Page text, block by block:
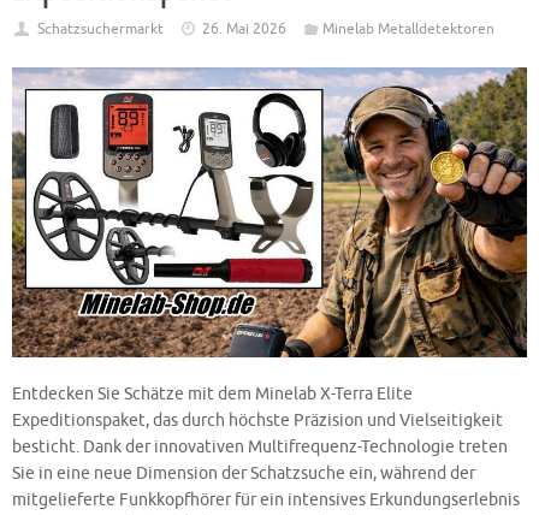
Schatzsuchermarkt 26. Mai 2026 Minelab Metalldetektoren
Entdecken Sie Schätze mit dem Minelab X-Terra Elite
Expeditionspaket, das durch höchste Präzision und Vielseitigkeit
besticht. Dank der innovativen Multifrequenz-Technologie treten
Sie in eine neue Dimension der Schatzsuche ein, während der
mitgelieferte Funkkopfhörer für ein intensives Erkundungserlebnis